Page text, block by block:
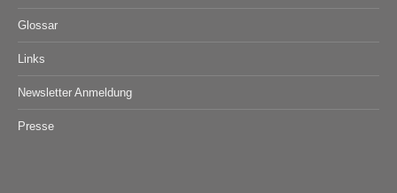
Glossar
Links
Newsletter Anmeldung
Presse